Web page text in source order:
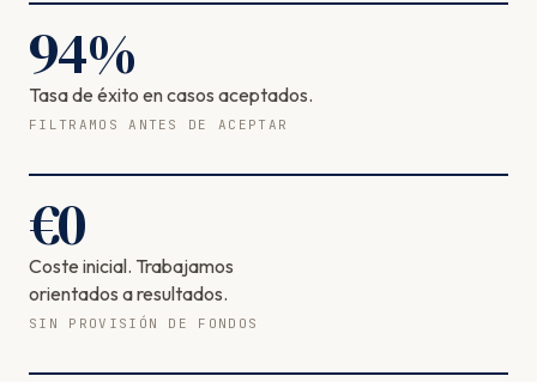
94%
Tasa de éxito en casos aceptados.
FILTRAMOS ANTES DE ACEPTAR
€0
Coste inicial. Trabajamos
orientados a resultados.
SIN PROVISIÓN DE FONDOS